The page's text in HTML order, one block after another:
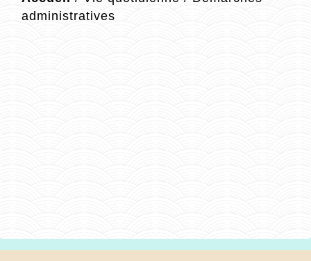
administratives